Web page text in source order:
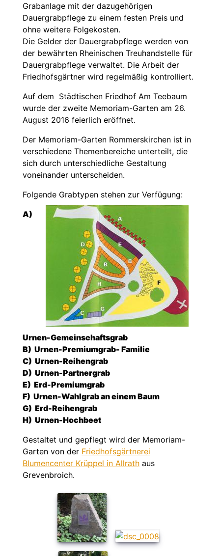
Grabanlage mit der dazugehörigen
Dauergrabpflege zu einem festen Preis und
ohne weitere Folgekosten.
Die Gelder der Dauergrabpflege werden von
der bewährten Rheinischen Treuhandstelle für
Dauergrabpflege verwaltet. Die Arbeit der
Friedhofsgärtner wird regelmäßig kontrolliert.
Auf dem Städtischen Friedhof Am Teebaum
wurde der zweite Memoriam-Garten am 26.
August 2016 feierlich eröffnet.
Der Memoriam-Garten Rommerskirchen ist in
verschiedene Themenbereiche unterteilt, die
sich durch unterschiedliche Gestaltung
voneinander unterscheiden.
Folgende Grabtypen stehen zur Verfügung:
A)
Urnen-Gemeinschaftsgrab
B) Urnen-Premiumgrab- Familie
C) Urnen-Reihengrab
D) Urnen-Partnergrab
E) Erd-Premiumgrab
F) Urnen-Wahlgrab an einem Baum
G) Erd-Reihengrab
H) Urnen-Hochbeet
Gestaltet und gepflegt wird der Memoriam-
Garten von der Friedhofsgärtnerei
Blumencenter Krüppel in Allrath aus
Grevenbroich.